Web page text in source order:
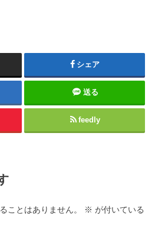
シェア
送る
feedly
ことはありません。 ※ が付いている